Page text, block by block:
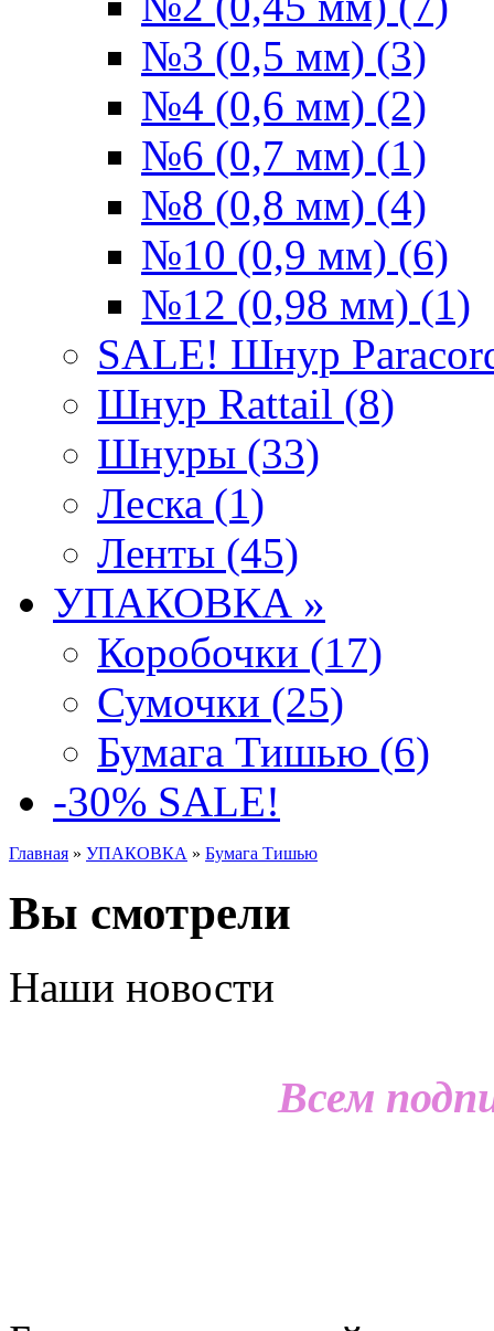
№3 (0,5 мм) (3)
№4 (0,6 мм) (2)
№6 (0,7 мм) (1)
№8 (0,8 мм) (4)
№10 (0,9 мм) (6)
№12 (0,98 мм) (1)
SALE! Шнур
Шнур Rattail (8)
Шнуры (33)
Леска (1)
Ленты (45)
УПАКОВКА »
Коробочки (17)
Сумочки (25)
Бумага Тишью (6)
-30% SALE!
Главная » УПАКОВКА » Бумага Тишью
Вы смотрели
Наши новости
Всем